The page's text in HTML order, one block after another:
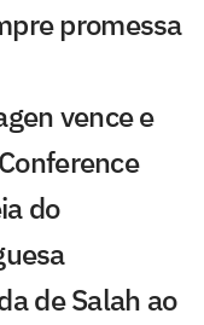
promessa
vence e
do
de Salah ao